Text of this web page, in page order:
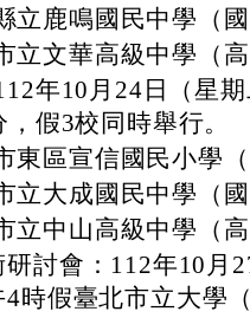
立鹿鳴國民中學（
立文華高級中學（
年10月24日（星
假3校同時舉行。
東區宣信國民小學
立大成國民中學（
立中山高級中學（
研討會：112年10月
4時假臺北市立大學